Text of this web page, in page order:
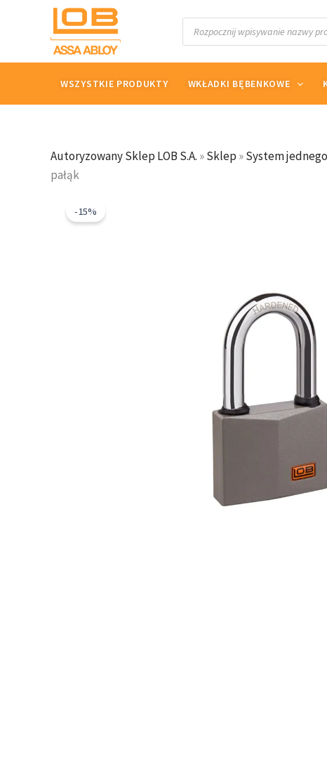
Wyszukiwarka
produktów
WSZYSTKIE PRODUKTY WKŁADKI BĘBENKOWE
Autoryzowany Sklep LOB S.A. »Sklep »System
pałąk
-15%